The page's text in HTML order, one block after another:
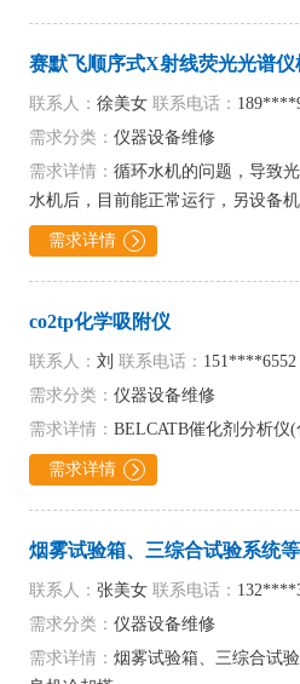
赛默飞顺序式X射线荧光光谱
联系人： 徐美女联系电话：
需求分类： 仪器设备维修
需求详情： 循环水机的问题，导致
水机后，目前能正常运行，另设备机
需求详情 
co2tp化学吸附仪
联系人： 刘 联系电话： 151****6552
需求分类： 仪器设备维修
需求详情： BELCATB催化剂分析仪
需求详情 
烟雾试验箱、三综合试验系统
联系人： 张美女联系电话：
需求分类： 仪器设备维修
需求详情： 烟雾试验箱、三综合试